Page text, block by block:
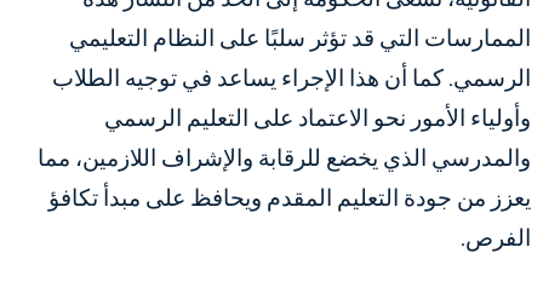
الممارسات التي قد تؤثر سلبًا على النظام التعليمي
الرسمي. كما أن هذا الإجراء يساعد في توجيه الطلاب
وأولياء الأمور نحو الاعتماد على التعليم الرسمي
والمدرسي الذي يخضع للرقابة والإشراف اللازمين، مما
يعزز من جودة التعليم المقدم ويحافظ على مبدأ تكافؤ
الفرص.